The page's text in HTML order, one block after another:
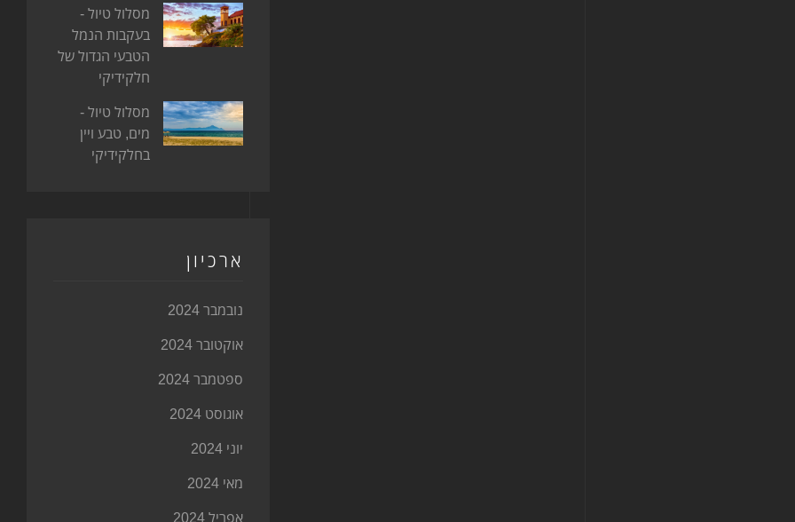
מסלול טיול -
בעקבות הנמל
הטבעי הגדול של
חלקידיקי
מסלול טיול -
מים, טבע ויין
בחלקידיקי
ארכיון
נובמבר 2024
אוקטובר 2024
ספטמבר 2024
אוגוסט 2024
יוני 2024
מאי 2024
אפריל 2024